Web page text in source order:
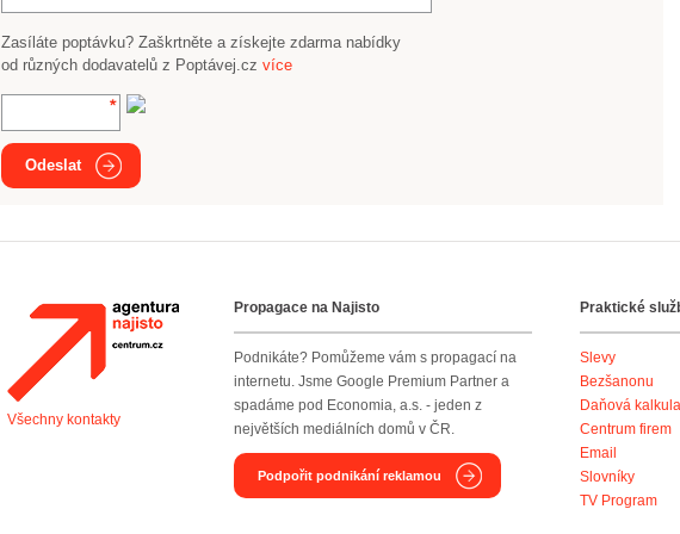
Zasíláte poptávku? Zaškrtněte a získejte zdarma nabídky
od různých dodavatelů z Poptávej.cz více
Odeslat
Agentura Najisto
Všechny kontakty
Propagace na Najisto
Podnikáte? Pomůžeme vám s propagací na
internetu. Jsme Google Premium Partner a
spadáme pod Economia, a.s. - jeden z
největších mediálních domů v ČR.
Podpořit podnikání reklamou
Praktické
Slevy
Bezšanonu
Daňová
Centrum firem
Email
Slovníky
TV Program